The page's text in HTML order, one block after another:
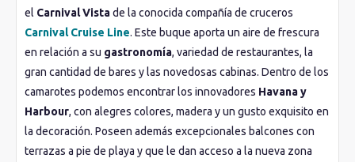
el Carnival Vistade la conocida compañía de cruceros
Carnival Cruise Line. Este buque aporta un aire de frescura
en relación a su gastronomía, variedad de restaurantes, la
gran cantidad de bares y las novedosas cabinas. Dentro de los
camarotes podemos encontrar los innovadores Havana y
Harbour, con alegres colores, madera y un gusto exquisito en
la decoración. Poseen además excepcionales balcones con
terrazas a pie de playa y que le dan acceso a la nueva zona